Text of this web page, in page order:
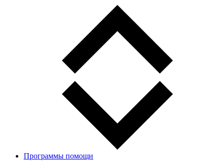
Программы помощи